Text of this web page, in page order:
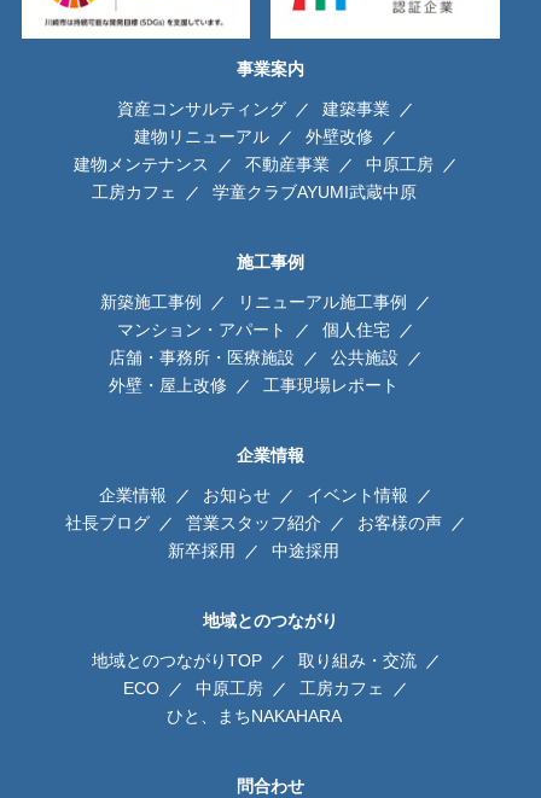
事業案内
資産コンサルティング
建築事業
建物リニューアル
外壁改修
建物メンテナンス
不動産事業
中原工房
工房カフェ
学童クラブAYUMI武蔵中原
施工事例
新築施工事例
リニューアル施工事例
マンション・アパート
個人住宅
店舗・事務所・医療施設
公共施設
外壁・屋上改修
工事現場レポート
企業情報
企業情報 お知らせ
イベント情報
社長ブログ
営業スタッフ紹介
お客様の声
新卒採用
中途採用
地域とのつながり
地域とのつながりTOP
取り組み・交流
ECO
中原工房
工房カフェ
ひと、まちNAKAHARA
問合わせ